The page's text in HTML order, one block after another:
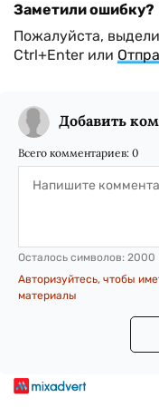
Заметили ошибку?
Пожалуйста,
Ctrl+Enter или
Добавить
Всего комментариев: 0
Осталось символов: 2000
Авторизуйтесь, чтобы
материалы